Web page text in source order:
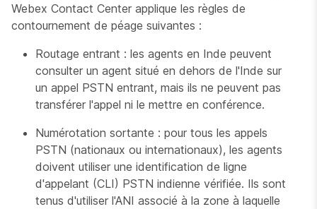
Webex Contact Center applique les règles de
contournement de péage suivantes :
Routage entrant : les agents en Inde peuvent
consulter un agent situé en dehors de l'Inde sur
un appel PSTN entrant, mais ils ne peuvent pas
transférer l'appel ni le mettre en conférence.
Numérotation sortante : pour tous les appels
PSTN (nationaux ou internationaux), les agents
doivent utiliser une identification de ligne
d'appelant (CLI) PSTN indienne vérifiée. Ils sont
tenus d'utiliser l'ANI associé à la zone à laquelle